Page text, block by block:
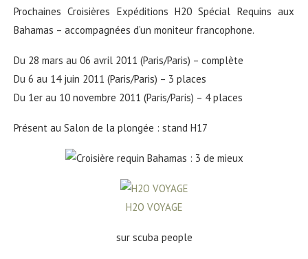
Prochaines Croisières Expéditions H20 Spécial Requins aux
Bahamas – accompagnées d’un moniteur francophone.
Du 28 mars au 06 avril 2011 (Paris/Paris) – complète
Du 6 au 14 juin 2011 (Paris/Paris) – 3 places
Du 1er au 10 novembre 2011 (Paris/Paris) – 4 places
Présent au Salon de la plongée : stand H17
H2O VOYAGE
sur scuba people